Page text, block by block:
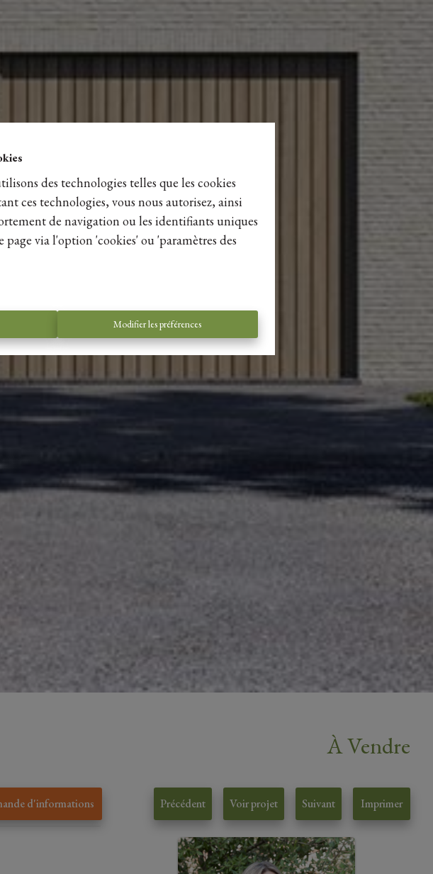
des technologies telles que les cookies
ces technologies, vous nous autorisez, ainsi
de navigation ou les identifiants uniques
via l'option 'cookies' ou 'paramètres des
Modifier les préférences
À Vendre
d'informations Précédent Voir projet Suivant Imprimer